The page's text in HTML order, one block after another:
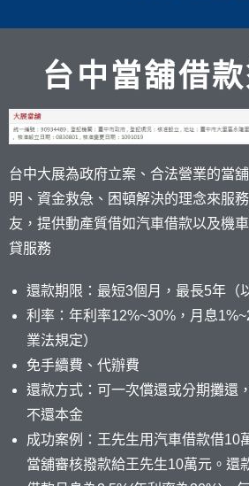
台中當舖借款
台中大展為政府立案、合法營業的當
明、資金救急、困頓解決的理念來服
友，提供動產質借如汽車借款以及機
貸服務
還款期限：最短3個月，最長5年（
利率：年利率12%~30%，月息
業法規定）
免手續費、代辦費
還款方式：可一次償還或分期攤還
不還本金
成功案例：王先生用汽車借款借10
當舖審核撥款給王先生10萬元。還